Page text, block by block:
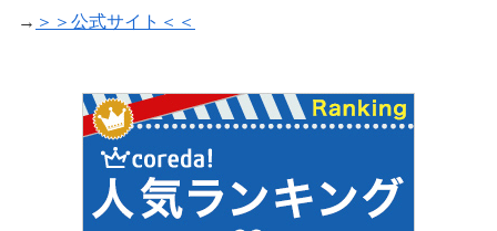
→ ＞＞公式サイト＜＜